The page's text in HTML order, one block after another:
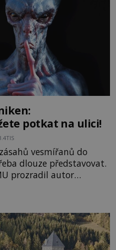
svatyně a zprávy
potkat na ulici!
vesmířanů do
dlouze představovat.
prozradil autor
švýcarský badatel
Marsu vzdálena asi